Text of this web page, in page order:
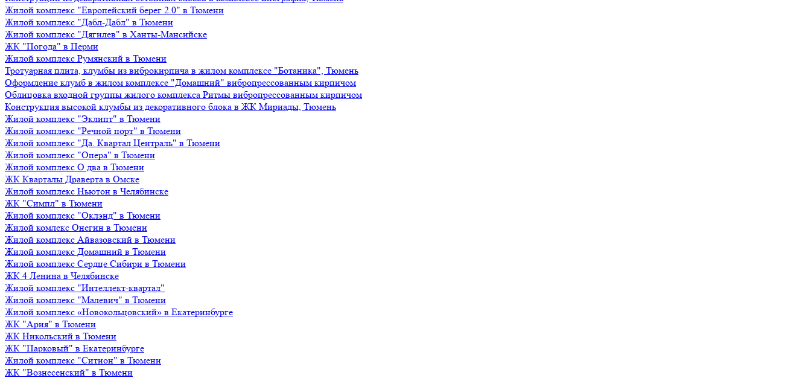
Жилой комплекс "Европейский берег 2.0" в Тюмени
Жилой комплекс "Дабл-Дабл" в Тюмени
Жилой комплекс "Дягилев" в Ханты-Мансийске
ЖК "Погода" в Перми
Жилой комплекс Румянский в Тюмени
Тротуарная плита, клумбы из виброкирпича в жилом комплексе "Ботаника", Тюмень
Оформление клумб в жилом комплексе "Домашний" вибропрессованным кирпичом
Облицовка входной группы жилого комплекса Ритмы вибропрессованным кирпичом
Конструкция высокой клумбы из декоративного блока в ЖК Мириады, Тюмень
Жилой комплекс "Эклипт" в Тюмени
Жилой комплекс "Речной порт" в Тюмени
Жилой комплекс "Да. Квартал Централь" в Тюмени
Жилой комплекс "Опера" в Тюмени
Жилой комплекс О два в Тюмени
ЖК Кварталы Драверта в Омске
Жилой комплекс Ньютон в Челябинске
ЖК "Симпл" в Тюмени
Жилой комплекс "Оклэнд" в Тюмени
Жилой комлекс Онегин в Тюмени
Жилой комплекс Айвазовский в Тюмени
Жилой комплекс Домашний в Тюмени
Жилой комплекс Сердце Сибири в Тюмени
ЖК 4 Ленина в Челябинске
Жилой комплекс "Интеллект-квартал"
Жилой комплекс "Малевич" в Тюмени
Жилой комплекс «Новокольцовский» в Екатеринбурге
ЖК "Ария" в Тюмени
ЖК Никольский в Тюмени
ЖК "Парковый" в Екатеринбурге
Жилой комплекс "Ситион" в Тюмени
ЖК "Вознесенский" в Тюмени